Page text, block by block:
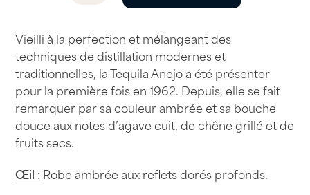
Herradura
Añejo
40°
70cl
Vieilli à la perfection et mélangeant des
techniques de distillation modernes et
traditionnelles, la Tequila Anejo a été présenter
pour la première fois en 1962. Depuis, elle se fait
remarquer par sa couleur ambrée et sa bouche
douce aux notes d’agave cuit, de chêne grillé et de
fruits secs.
Œil :Robe ambrée aux reflets dorés profonds.